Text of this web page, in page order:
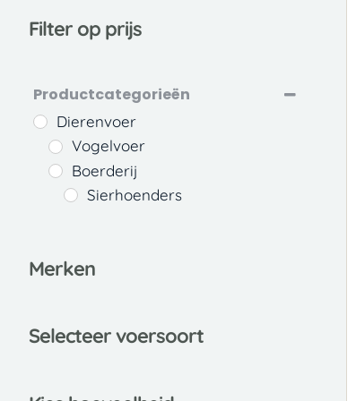
Filter op prijs
Productcategorieën
Dierenvoer
Vogelvoer
Boerderij
Sierhoenders
Merken
Selecteer voersoort